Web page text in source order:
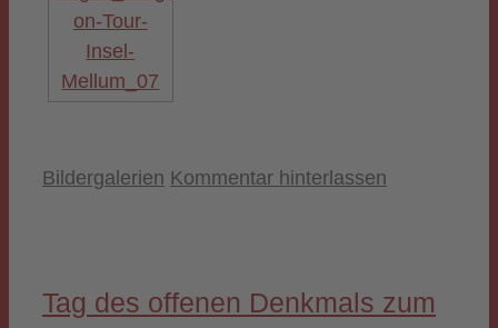
Kategorien
Bildergalerien Kommentar hinterlassen
Tag des offenen Denkmals zum